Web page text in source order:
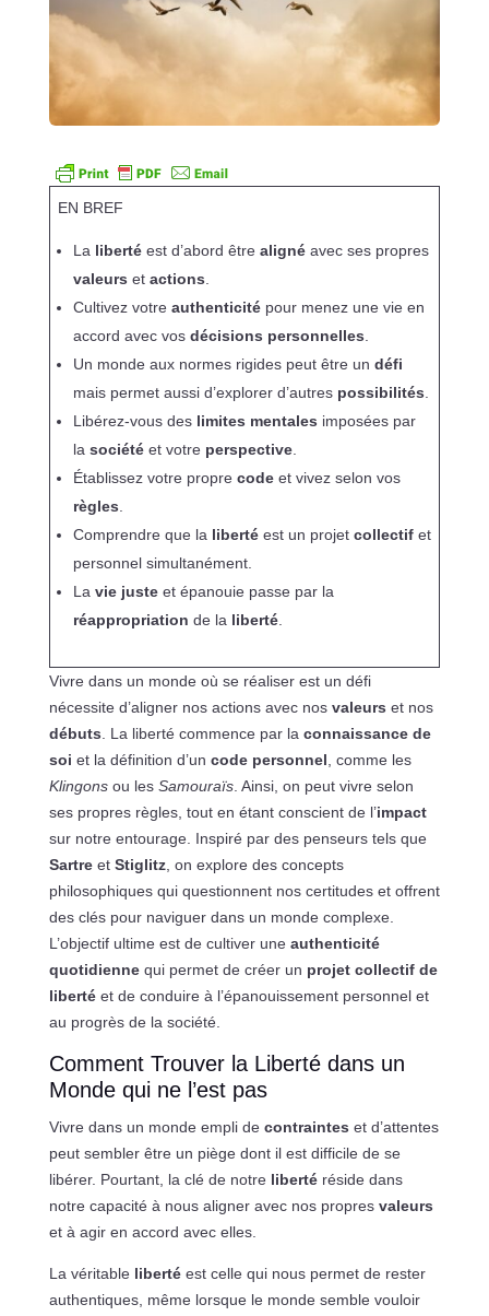
EN BREF
La libertéest d’abord être alignéavec ses propres
valeurs et actions
Cultivez votre authenticitépour menez une vie en
accord avec vos décisions personnelles
Un monde aux normes rigides peut être un défi
mais permet aussi d’explorer d’autres possibilités
Libérez-vous des limites mentales imposées par
la sociétéet votre perspective.
Établissez votre propre codeet vivez selon vos
règles
Comprendre que la libertéest un projet collectifet
personnel simultanément.
La vie justeet épanouie passe par la
réappropriation de la liberté.
Vivre dans un monde où se réaliser est un défi
nécessite d’aligner nos actions avec nos valeurs et nos
débuts . La liberté commence par la connaissance de
soi et la définition d’un code personnel , comme les
Klingonsou les Samouraïs. Ainsi, on peut vivre selon
ses propres règles, tout en étant conscient de l’impact
sur notre entourage. Inspiré par des penseurs tels que
Sartreet Stiglitz, on explore des concepts
philosophiques qui questionnent nos certitudes et offrent
des clés pour naviguer dans un monde complexe.
L’objectif ultime est de cultiver une authenticité
quotidiennequi permet de créer un projet collectif de
libertéet de conduire à l’épanouissement personnel et
au progrès de la société.
Comment Trouver la Liberté dans un
Monde qui ne l’est pas
Vivre dans un monde empli de contraintes et d’attentes
peut sembler être un piège dont il est difficile de se
libérer. Pourtant, la clé de notre libertéréside dans
notre capacité à nous aligner avec nos propres valeurs
et à agir en accord avec elles.
La véritable libertéest celle qui nous permet de rester
authentiques, même lorsque le monde semble vouloir